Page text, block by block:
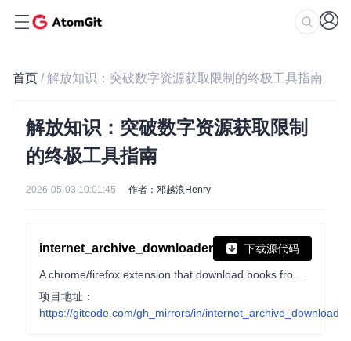
首页 / 解放知识：突破数字资源获取限制的终极工具指南
解放知识：突破数字资源获取限制
的终极工具指南
2026-05-03 10:01:45 作者：邓越浪Henry
internet_archive_downloader 下载源代码
项目地址：
https://gitcode.com/gh_mirrors/in/internet_archive_downloader